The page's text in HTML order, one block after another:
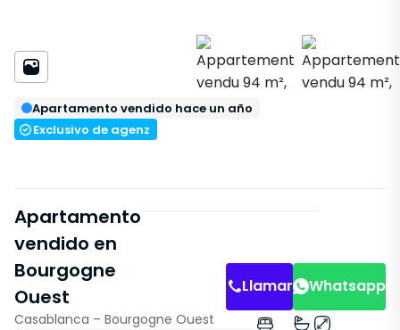
Apartamento vendido hace un año
Exclusivo de agenz
Apartamento
vendido en
Bourgogne
Ouest
Casablanca – Bourgogne Ouest
Llamar Whatsapp